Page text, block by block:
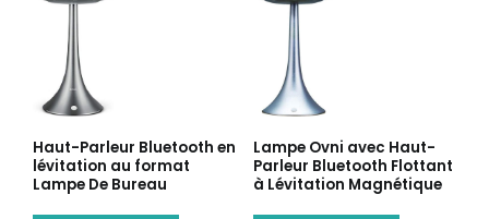
Haut-Parleur Bluetooth en
lévitation au format
Lampe De Bureau
Lampe Ovni avec Haut-
Parleur Bluetooth Flottant
à Lévitation Magnétique